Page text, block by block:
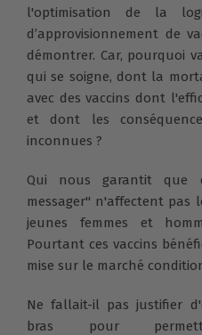
l'optimisation de la
d’approvisionnement de
démontrer. Car, pourquoi
qui se soigne, dont la
avec des vaccins dont
et dont les
inconnues ?
Qui nous garantit que
messager" n'affectent pas
jeunes femmes et
Pourtant ces vaccins
mise sur le marché
Ne fallait-il pas justifier
bras pour